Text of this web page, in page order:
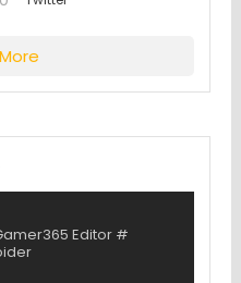
Editor #